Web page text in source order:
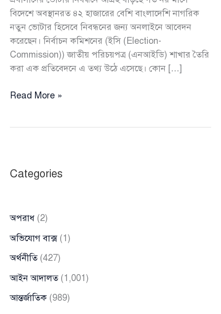
বিদেশে অবস্থানরত ৪২ হাজারের বেশি বাংলাদেশি নাগরিক
নতুন ভোটার হিসেবে নিবন্ধনের জন্য অনলাইনে আবেদন
করেছেন। নির্বাচন কমিশনের (ইসি (Election-
Commission)) জাতীয় পরিচয়পত্র (এনআইডি) শাখার তৈরি
করা এক প্রতিবেদনে এ তথ্য উঠে এসেছে। কোন […]
গত
৪২
আবেদন
Read More »
Categories
অপরাধ (2)
অভিযোগ বাক্স(1)
অর্থনীতি(427)
আইন আদালত(1,001)
আন্তর্জাতিক (989)